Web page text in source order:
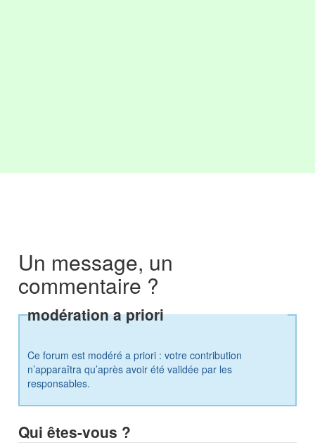
Un message, un
commentaire ?
modération a priori
Ce forum est modéré a priori : votre contribution
n’apparaîtra qu’après avoir été validée par les
responsables.
Qui êtes-vous ?